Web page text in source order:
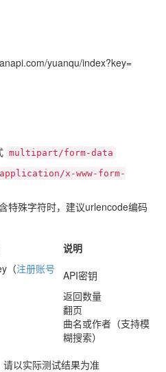
yuanqu/index?key=
multipart/form-data
application/x-www-form-
特殊字符时，建议urlencode编码
说明
（注册账号
API密钥
返回数量
翻页
曲名或作者（支持模
糊搜索）
以实际测试结果为准